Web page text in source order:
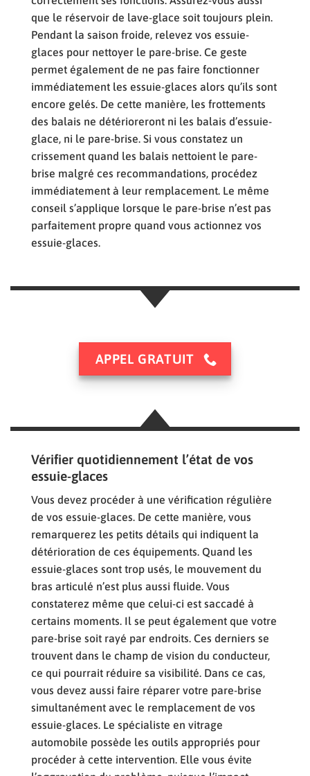
que le réservoir de lave-glace soit toujours plein.
Pendant la saison froide, relevez vos essuie-
glaces pour nettoyer le pare-brise. Ce geste
permet également de ne pas faire fonctionner
immédiatement les essuie-glaces alors qu’ils sont
encore gelés. De cette manière, les frottements
des balais ne détérioreront ni les balais d’essuie-
glace, ni le pare-brise. Si vous constatez un
crissement quand les balais nettoient le pare-
brise malgré ces recommandations, procédez
immédiatement à leur remplacement. Le même
conseil s’applique lorsque le pare-brise n’est pas
parfaitement propre quand vous actionnez vos
essuie-glaces.
APPEL GRATUIT
Vérifier quotidiennement l’état de vos
essuie-glaces
Vous devez procéder à une vérification régulière
de vos essuie-glaces. De cette manière, vous
remarquerez les petits détails qui indiquent la
détérioration de ces équipements. Quand les
essuie-glaces sont trop usés, le mouvement du
bras articulé n’est plus aussi fluide. Vous
constaterez même que celui-ci est saccadé à
certains moments. Il se peut également que votre
pare-brise soit rayé par endroits. Ces derniers se
trouvent dans le champ de vision du conducteur,
ce qui pourrait réduire sa visibilité. Dans ce cas,
vous devez aussi faire réparer votre pare-brise
simultanément avec le remplacement de vos
essuie-glaces. Le spécialiste en vitrage
automobile possède les outils appropriés pour
procéder à cette intervention. Elle vous évite